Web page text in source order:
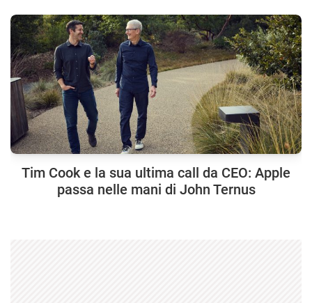
Tim Cook e la sua ultima call da CEO: Apple
passa nelle mani di John Ternus